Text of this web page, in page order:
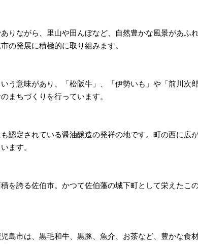
りながら、里山や田んぼなど、自然豊かな風景があふ
の発展に積極的に取り組みます。
う意味があり、「松阪牛」、「伊勢いも」や「前川次
まちづくりを行っています。
認定されている醤油醸造の発祥の地です。町の西に広
ます。
を誇る佐伯市。かつて佐伯藩の城下町として栄えたこ
島市は、黒毛和牛、黒豚、魚介、お茶など、豊かな食